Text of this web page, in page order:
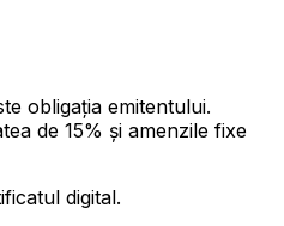
obligația emitentului.
de 15% și amenzile fixe
digital.